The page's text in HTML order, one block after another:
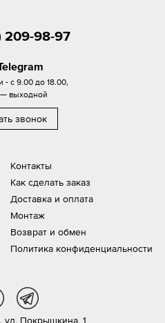
Контакты
Как сделать заказ
Доставка и оплата
Монтаж
Возврат и обмен
Политика конфиденциальности
209-98-97
- с 9.00 до 18.00,
выходной
звонок
ул. Покрышкина, 1
tg